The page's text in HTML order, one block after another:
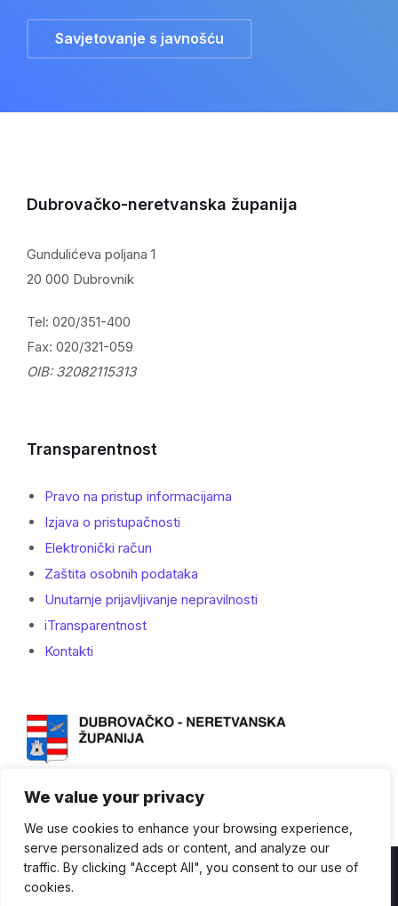
We value your privacy
We use cookies to enhance your browsing experience,
serve personalized ads or content, and analyze our
traffic. By clicking "Accept All", you consent to our use of
cookies.
Savjetovanje s javnošću
Dubrovačko-neretvanska županija
Gundulićeva poljana 1
20 000 Dubrovnik
Tel: 020/351-400
Fax: 020/321-059
OIB: 32082115313
Transparentnost
Pravo na pristup informacijama
Izjava o pristupačnosti
Elektronički račun
Zaštita osobnih podataka
Unutarnje prijavljivanje nepravilnosti
iTransparentnost
Kontakti